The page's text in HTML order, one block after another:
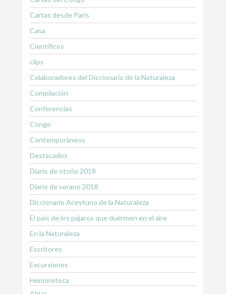
Cartas desde Paris
Casa
Científicos
clips
Colaboradores del Diccionario de la Naturaleza
Compilación
Conferencias
Congo
Contemporáneos
Destacados
Diario de otoño 2018
Diario de verano 2018
Diccionario Aceytuno de la Naturaleza
El país de los pájaros que duermen en el aire
En la Naturaleza
Escritores
Excursiones
Hemoreteca